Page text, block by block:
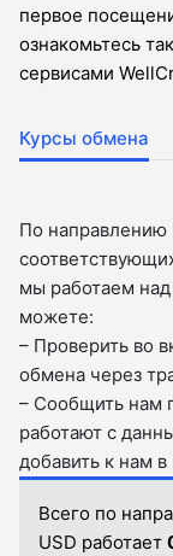
первое
ознакомьтесь
сервисами
Курсы обмена
По направлению
мы работаем
можете:
– Проверить во
обмена через
– Сообщить нам
работают с
добавить к нам
Всего по
USD работает